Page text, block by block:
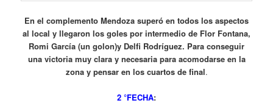
En el complemento Mendoza superó en todos los aspectos
al local y llegaron los goles por intermedio de Flor Fontana,
Romi García (un golon)y Delfi Rodríguez. Para conseguir
una victoria muy clara y necesaria para acomodarse en la
zona y pensar en los cuartos de final.
2 °FECHA: